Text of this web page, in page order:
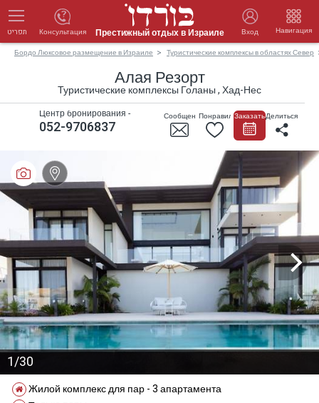
תפריט Престижный отдых в Израиле Вход Навигация
Консультация
Бордо Люксовое размещение в Израиле Туристические комплексы в областях Север
Алая Резорт
Туристические комплексы Голаны , Хад-Нес
Делиться
СообщениеПонравилосьЗаказать
052-9706837
Центр бронирования -
1/30
Жилой комплекс для пар - 3 апартамента